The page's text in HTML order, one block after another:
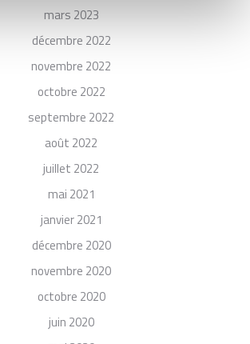
mars 2023
décembre 2022
novembre 2022
octobre 2022
septembre 2022
août 2022
juillet 2022
mai 2021
janvier 2021
décembre 2020
novembre 2020
octobre 2020
juin 2020